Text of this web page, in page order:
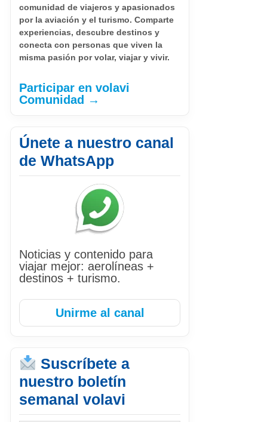
comunidad de viajeros y apasionados
por la aviación y el turismo. Comparte
experiencias, descubre destinos y
conecta con personas que viven la
misma pasión por volar, viajar y vivir.
Participar en volavi
Comunidad →
Únete a nuestro canal
de WhatsApp
Noticias y contenido para
viajar mejor: aerolíneas +
destinos + turismo.
Unirme al canal
Suscríbete a
nuestro boletín
semanal volavi